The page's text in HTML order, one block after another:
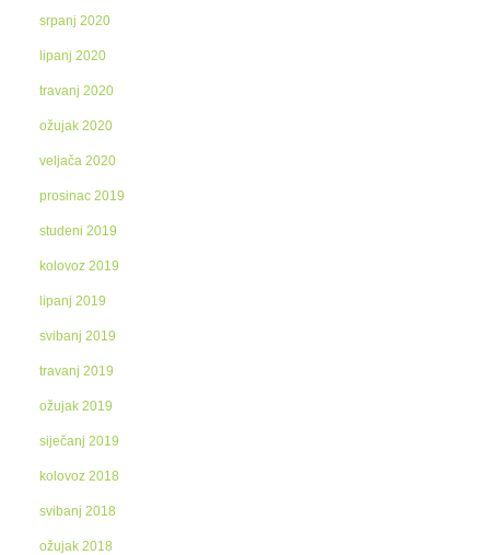
srpanj 2020
lipanj 2020
travanj 2020
ožujak 2020
veljača 2020
prosinac 2019
studeni 2019
kolovoz 2019
lipanj 2019
svibanj 2019
travanj 2019
ožujak 2019
siječanj 2019
kolovoz 2018
svibanj 2018
ožujak 2018